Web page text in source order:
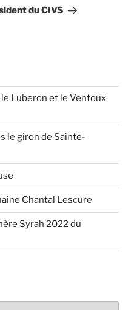
du CIVS
Luberon et le Ventoux
le giron de Sainte-
Chantal Lescure
Syrah 2022 du